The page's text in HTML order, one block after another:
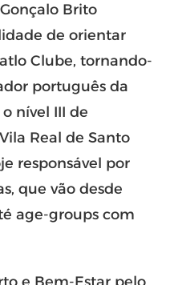
Brito
de orientar
Clube, tornando-
português da
nível III de
Real de Santo
responsável por
que vão desde
age-groups com